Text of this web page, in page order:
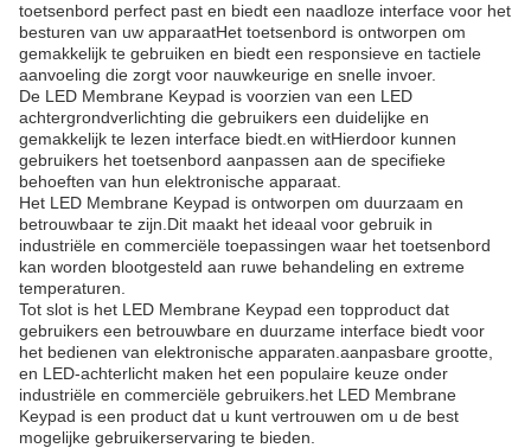
toetsenbord perfect past en biedt een naadloze interface voor het
besturen van uw apparaatHet toetsenbord is ontworpen om
gemakkelijk te gebruiken en biedt een responsieve en tactiele
aanvoeling die zorgt voor nauwkeurige en snelle invoer.
De LED Membrane Keypad is voorzien van een LED
achtergrondverlichting die gebruikers een duidelijke en
gemakkelijk te lezen interface biedt.en witHierdoor kunnen
gebruikers het toetsenbord aanpassen aan de specifieke
behoeften van hun elektronische apparaat.
Het LED Membrane Keypad is ontworpen om duurzaam en
betrouwbaar te zijn.Dit maakt het ideaal voor gebruik in
industriële en commerciële toepassingen waar het toetsenbord
kan worden blootgesteld aan ruwe behandeling en extreme
temperaturen.
Tot slot is het LED Membrane Keypad een topproduct dat
gebruikers een betrouwbare en duurzame interface biedt voor
het bedienen van elektronische apparaten.aanpasbare grootte,
en LED-achterlicht maken het een populaire keuze onder
industriële en commerciële gebruikers.het LED Membrane
Keypad is een product dat u kunt vertrouwen om u de best
mogelijke gebruikerservaring te bieden.